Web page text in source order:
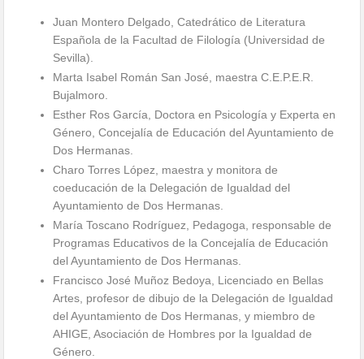
Juan Montero Delgado, Catedrático de Literatura
Española de la Facultad de Filología (Universidad de
Sevilla).
Marta Isabel Román San José, maestra C.E.P.E.R.
Bujalmoro.
Esther Ros García, Doctora en Psicología y Experta en
Género, Concejalía de Educación del Ayuntamiento de
Dos Hermanas.
Charo Torres López, maestra y monitora de
coeducación de la Delegación de Igualdad del
Ayuntamiento de Dos Hermanas.
María Toscano Rodríguez, Pedagoga, responsable de
Programas Educativos de la Concejalía de Educación
del Ayuntamiento de Dos Hermanas.
Francisco José Muñoz Bedoya, Licenciado en Bellas
Artes, profesor de dibujo de la Delegación de Igualdad
del Ayuntamiento de Dos Hermanas, y miembro de
AHIGE, Asociación de Hombres por la Igualdad de
Género.